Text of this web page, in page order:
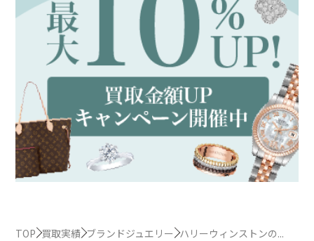
TOP 買取実績 ブランドジュエリー ハリーウィンストンの...